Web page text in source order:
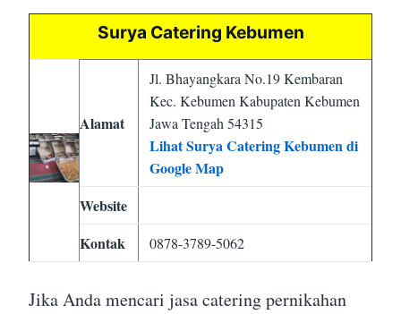
Surya Catering Kebumen
Alamat
Jl. Bhayangkara No.19 Kembaran
Kec. Kebumen Kabupaten Kebumen
Jawa Tengah 54315
Lihat Surya Catering Kebumen di
Google Map
Website
Kontak
0878-3789-5062
Jika Anda mencari jasa catering pernikahan